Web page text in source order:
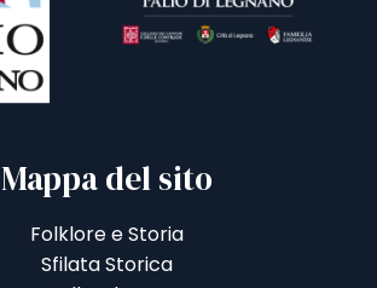
Mappa del sito
Folklore e Storia
Sfilata Storica